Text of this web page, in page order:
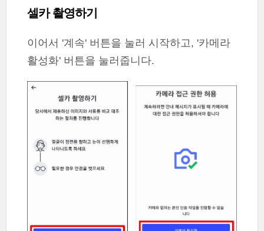
셀카 촬영하기
이어서 '계속' 버튼을 눌러 시작하고, '카메라
활성화' 버튼을 눌러줍니다.